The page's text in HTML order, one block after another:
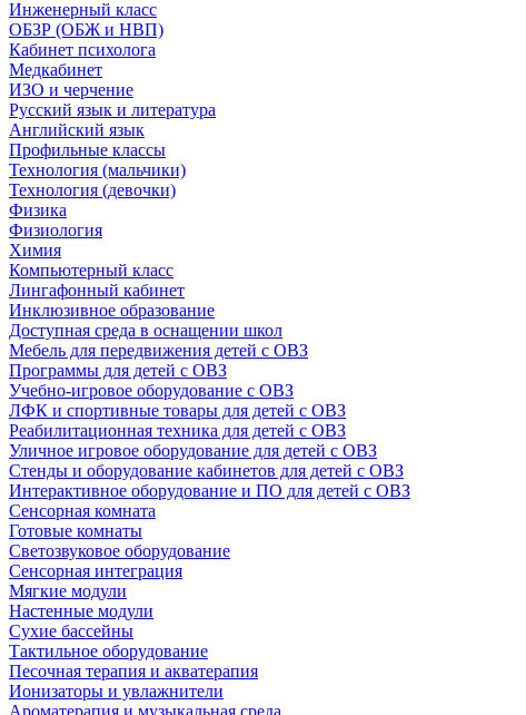
Инженерный класс
ОБЗР (ОБЖ и НВП)
Кабинет психолога
Медкабинет
ИЗО и черчение
Русский язык и литература
Английский язык
Профильные классы
Технология (мальчики)
Технология (девочки)
Физика
Физиология
Химия
Компьютерный класс
Лингафонный кабинет
Инклюзивное образование
Доступная среда в оснащении школ
Мебель для передвижения детей с ОВЗ
Программы для детей с ОВЗ
Учебно-игровое оборудование с ОВЗ
ЛФК и спортивные товары для детей с ОВЗ
Реабилитационная техника для детей с ОВЗ
Уличное игровое оборудование для детей с ОВЗ
Стенды и оборудование кабинетов для детей с ОВЗ
Интерактивное оборудование и ПО для детей с ОВЗ
Сенсорная комната
Готовые комнаты
Светозвуковое оборудование
Сенсорная интеграция
Мягкие модули
Настенные модули
Сухие бассейны
Тактильное оборудование
Песочная терапия и акватерапия
Ионизаторы и увлажнители
Ароматерапия и музыкальная среда